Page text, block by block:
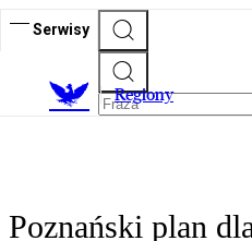
Serwisy
Regiony
Poznański plan